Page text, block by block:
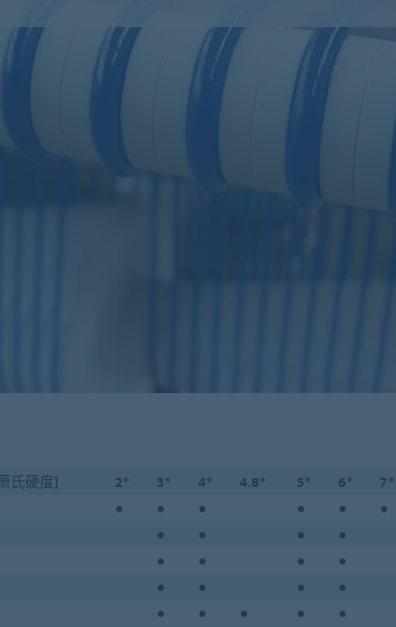
氏硬度] 2* 3* 4* 4.8* 5* 6* 7*
● ● ● ● ● ●
● ● ● ●
● ● ● ●
● ● ● ●
● ● ● ● ●